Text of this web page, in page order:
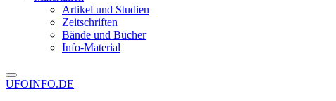
Artikel und Studien
Zeitschriften
Bände und Bücher
Info-Material
UFOINFO.DE